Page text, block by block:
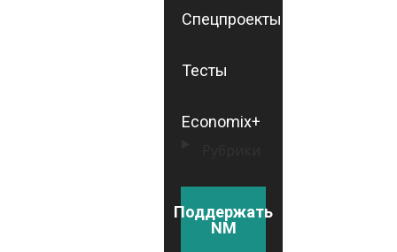
Спецпроекты
Тесты
Economix+
Поддержать
NM